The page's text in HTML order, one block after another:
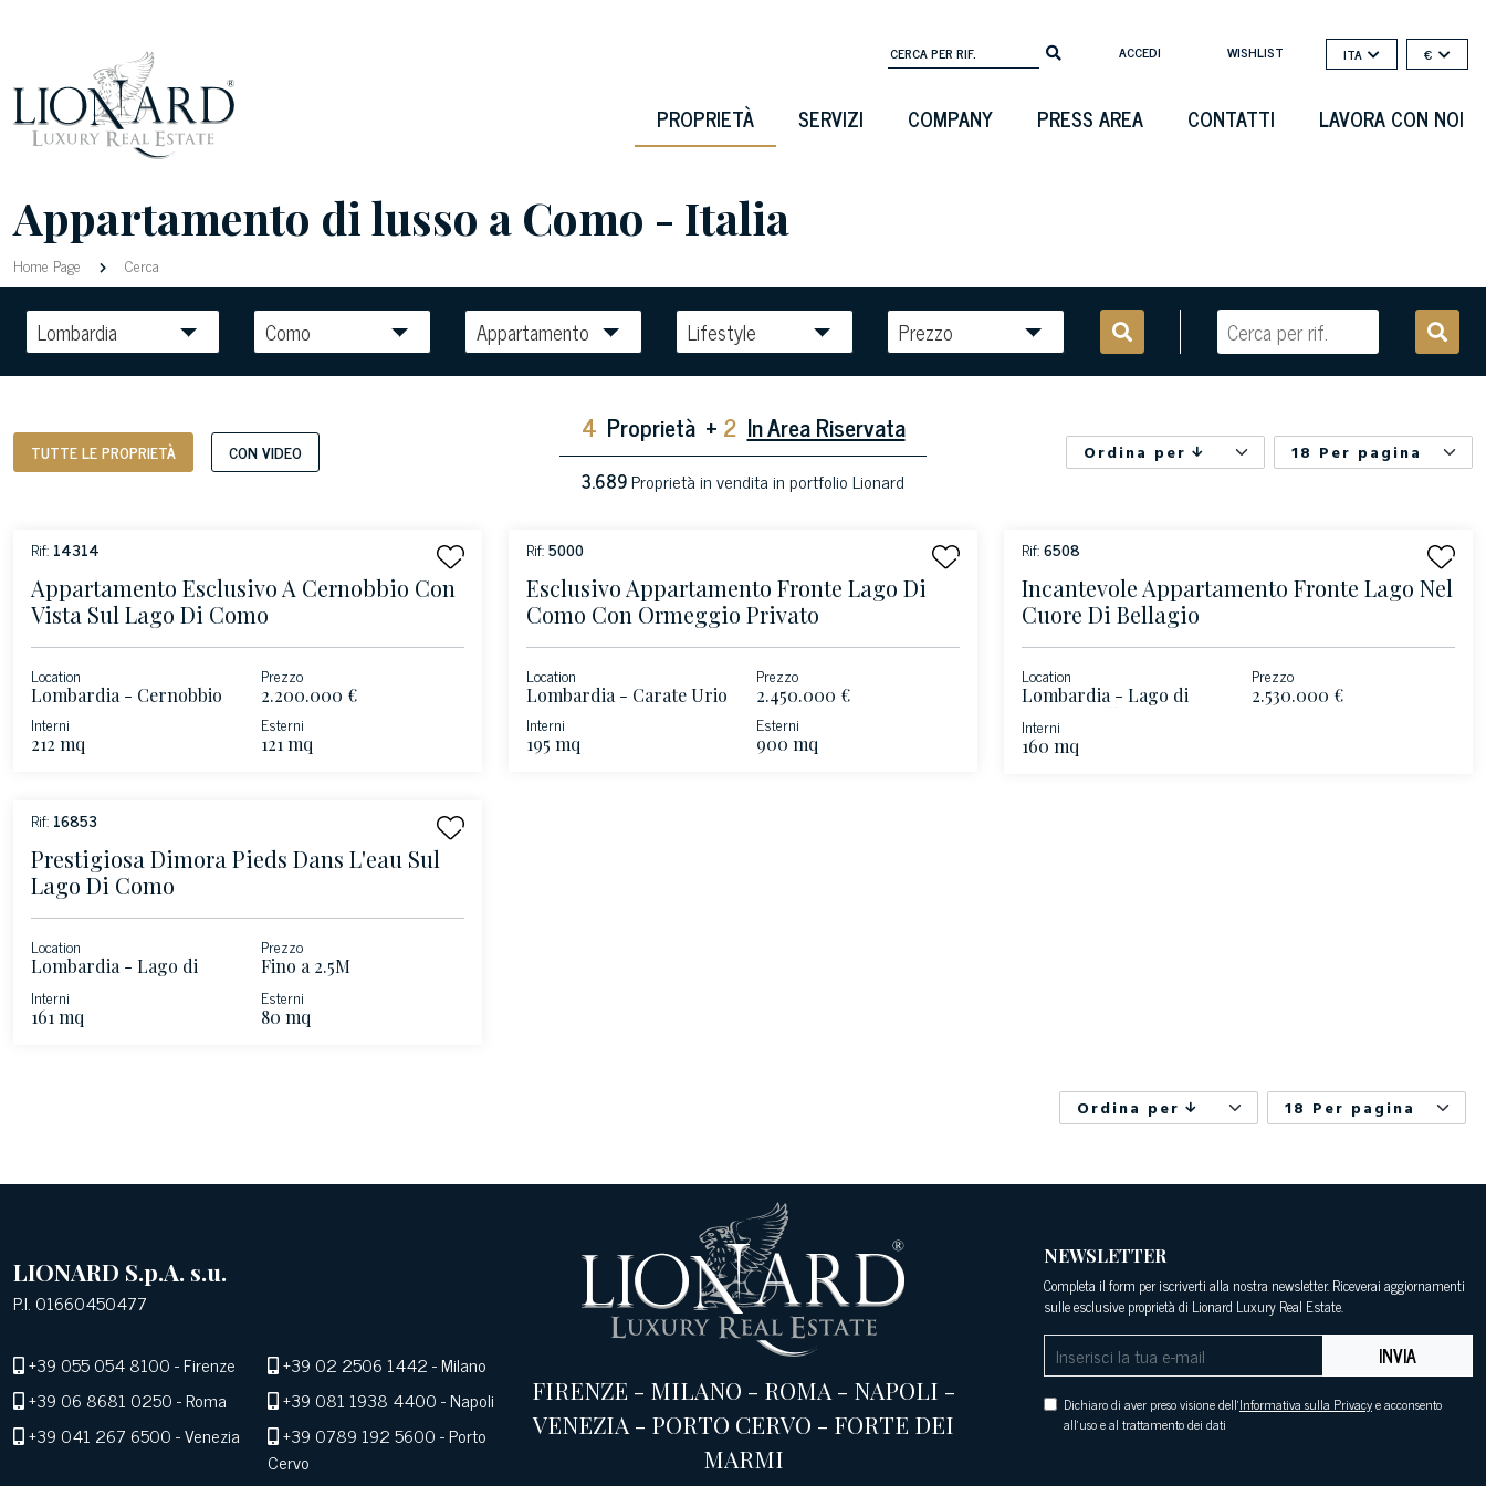
ACCEDI WISHLIST ITA €
PROPRIETÀ SERVIZI COMPANY PRESS AREA CONTATTI LAVORA CON NOI
Appartamento di lusso a Como - Italia
Home Page Cerca
Lombardia Como Appartamento Lifestyle Prezzo
TUTTE LE PROPRIETÀ CON VIDEO
4 Proprietà + 2 In Area Riservata
3.689Proprietà in vendita in portfolio Lionard
Ordina per 18 Per pagina
Rif: 14314
Appartamento Esclusivo A Cernobbio Con
Vista Sul Lago Di Como
Location
Lombardia - Cernobbio
Prezzo
2.200.000 €
Interni
212 mq
Esterni
121 mq
Rif:5000
Esclusivo Appartamento Fronte Lago Di
Como Con Ormeggio Privato
Location
Lombardia - Carate Urio
Prezzo
2.450.000 €
Interni
195 mq
Esterni
900 mq
Rif:6508
Incantevole Appartamento Fronte Lago Nel
Cuore Di Bellagio
Location
Lombardia - Lago di
Como - Bellagio
Prezzo
2.530.000 €
Interni
160 mq
Rif: 16853
Prestigiosa Dimora Pieds Dans L'eau Sul
Lago Di Como
Location
Lombardia - Lago di
Prezzo
Fino a 2.5M
Interni
161 mq
Esterni
80 mq
Ordina per 18 Per pagina
LIONARD S.p.A. s.u.
P.I. 01660450477
+39 055 054 8100- Firenze +39 02 2506 1442- Milano
+39 06 8681 0250- Roma +39 081 1938 4400- Napoli
+39 041 267 6500- Venezia +39 0789 192 5600- Porto
Cervo
FIRENZE - MILANO - ROMA - NAPOLI -
VENEZIA - PORTO CERVO - FORTE DEI
MARMI
NEWSLETTER
Completa il form per iscriverti alla nostra newsletter. Riceverai aggiornamenti
sulle esclusive proprietà di Lionard Luxury Real Estate.
INVIA
Dichiaro di aver preso visione dell'Informativa sulla Privacye acconsento
all'uso e al trattamento dei dati